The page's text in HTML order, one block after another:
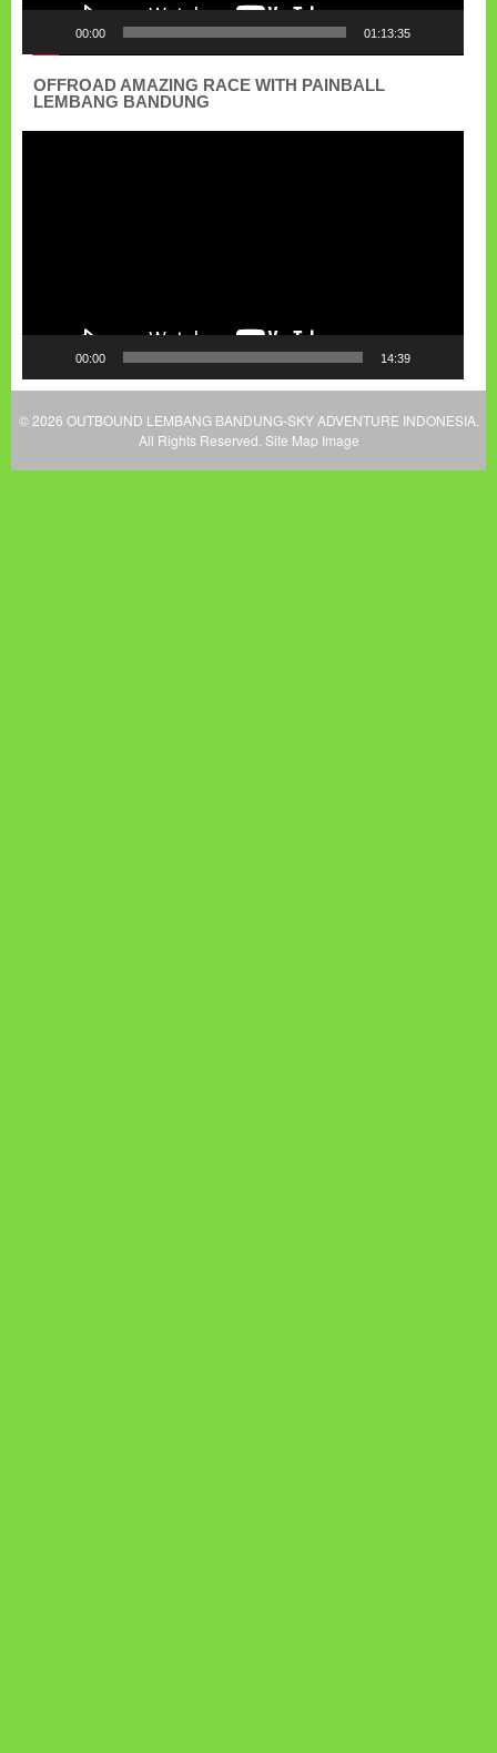
00:00 01:13:35
OFFROAD AMAZING RACE WITH PAINBALL
LEMBANG BANDUNG
00:00 14:39
© 2026 OUTBOUND LEMBANG BANDUNG-SKY ADVENTURE INDONESIA
All Rights Reserved. Site Map Image